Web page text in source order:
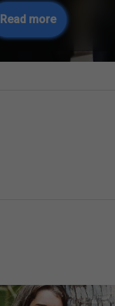
Read more